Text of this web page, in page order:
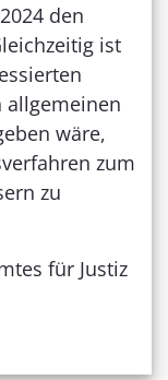
den
ist
allgemeinen
wäre,
zum
zu
für Justiz